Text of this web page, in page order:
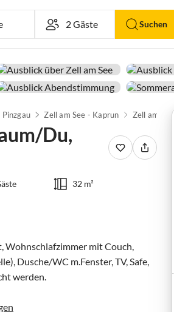
Suchen
Pinzgau Zell am See - Kaprun Zell am See
Du,
32 m²
Wohnschlafzimmer mit Couch,
Dusche/WC m.Fenster, TV, Safe,
werden.